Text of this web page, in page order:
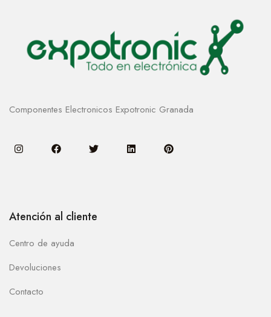
Componentes Electronicos Expotronic Granada
Atención al cliente
Centro de ayuda
Devoluciones
Contacto